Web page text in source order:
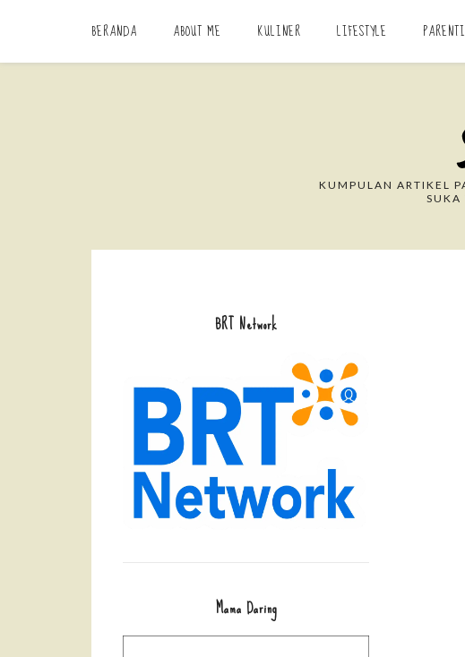
BERANDA ABOUT ME KULINER LIFESTYLE
KUMPULAN ARTIKEL
SUKA
BRT Network
Mama Daring